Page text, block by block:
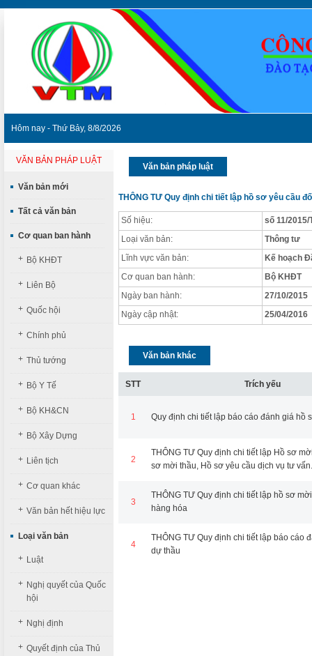
Hôm nay - Thứ Bảy, 8/8/2026
VĂN BẢN PHÁP LUẬT
Văn bản mới
Tất cả văn bản
Cơ quan ban hành
+ Bộ KHĐT
+ Liên Bộ
+ Quốc hội
+ Chính phủ
+ Thủ tướng
+ Bộ Y Tế
+ Bộ KH&CN
+ Bộ Xây Dựng
+ Liên tịch
+ Cơ quan khác
+ Văn bản hết hiệu lực
Loại văn bản
+ Luật
+ Nghị quyết của Quốc
hội
+ Nghị định
+ Quyết định của Thủ
Văn bản pháp luật
THÔNG TƯ Quy định chi tiết lập hồ sơ yêu cầu
Số hiệu:
số 11/
Loại văn bản:
Thông tư
Lĩnh vực văn bản:
Kế hoạch
Cơ quan ban hành:
Bộ KHĐT
Ngày ban hành:
27/10/2015
Ngày cập nhật:
25/04/2016
Văn bản khác
STT Trích yếu
1 Quy định chi tiết lập báo cáo đánh giá hồ
2
THÔNG TƯ Quy định chi tiết lập Hồ sơ
sơ mời thầu, Hồ sơ yêu cầu dịch vụ tư vấn.
3
THÔNG TƯ Quy định chi tiết lập hồ sơ
hàng hóa
4
THÔNG TƯ Quy định chi tiết lập báo cáo
dự thầu